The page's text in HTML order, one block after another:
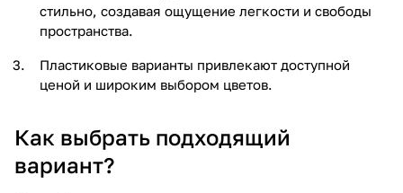
стильно, создавая ощущение легкости и свободы
пространства.
Пластиковые варианты привлекают доступной
ценой и широким выбором цветов.
Как выбрать подходящий
вариант?